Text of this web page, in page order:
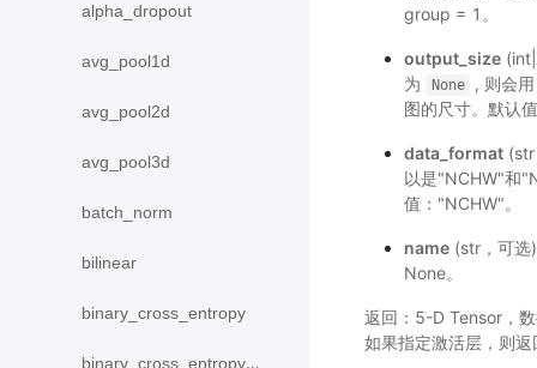
alpha_dropout
avg_pool1d
avg_pool2d
avg_pool3d
batch_norm
bilinear
binary_cross_entropy
binary_cross_entropy_with_logits
group = 1。
output_size
为
None
, 则会
图的尺寸。默认
data_format(str
以是"NCHW"和
值："NCHW"。
name(str，可选
None。
返回：5-D Tensor，
如果指定激活层，则